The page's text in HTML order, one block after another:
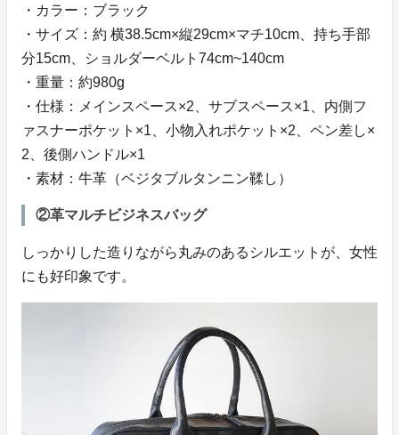
・カラー：ブラック
・サイズ：約 横38.5cm×縦29cm×マチ10cm、持ち手部
分15cm、ショルダーベルト74cm~140cm
・重量：約980g
・仕様：メインスペース×2、サブスペース×1、内側フ
ァスナーポケット×1、小物入れポケット×2、ペン差し×
2、後側ハンドル×1
・素材：牛革（ベジタブルタンニン鞣し）
②革マルチビジネスバッグ
しっかりした造りながら丸みのあるシルエットが、女性
にも好印象です。